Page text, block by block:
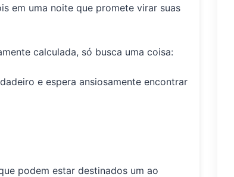
em uma noite que promete virar suas
calculada, só busca uma coisa:
e espera ansiosamente encontrar
podem estar destinados um ao